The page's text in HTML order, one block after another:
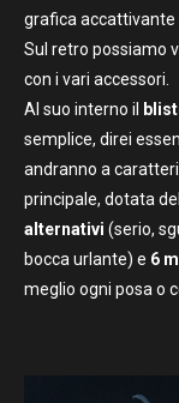
grafica accattivante
Sul retro possiamo
con i vari accessori.
Al suo interno il
semplice, direi
andranno a
principale, dotata
alternativi (serio,
bocca urlante) e 6
meglio ogni posa o